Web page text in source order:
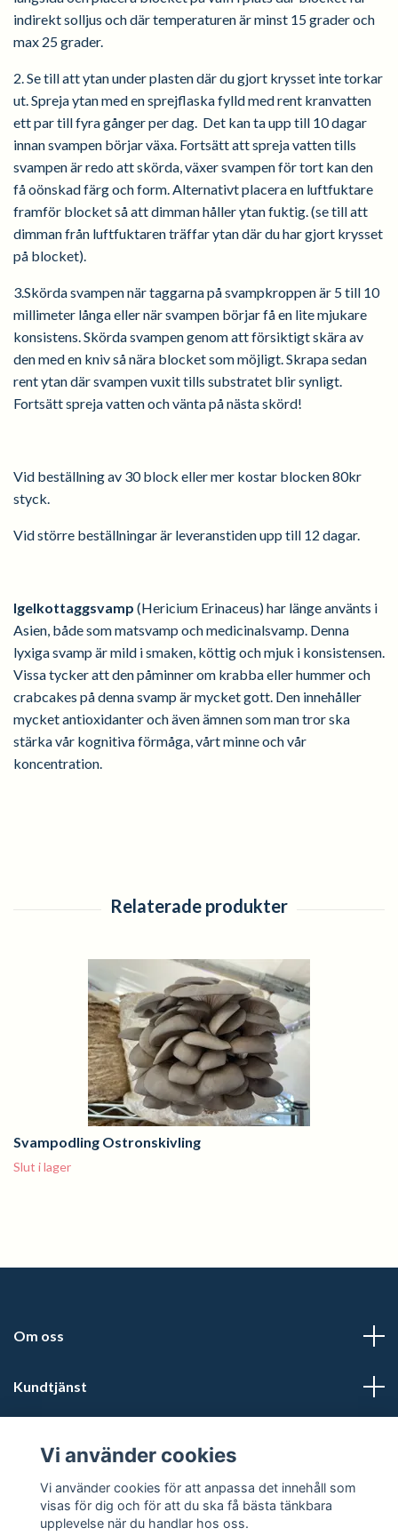
indirekt solljus och där temperaturen är minst 15 grader och
max 25 grader.
2. Se till att ytan under plasten där du gjort krysset inte torkar
ut. Spreja ytan med en sprejflaska fylld med rent kranvatten
ett par till fyra gånger per dag. Det kan ta upp till 10 dagar
innan svampen börjar växa. Fortsätt att spreja vatten tills
svampen är redo att skörda, växer svampen för tort kan den
få oönskad färg och form. Alternativt placera en luftfuktare
framför blocket så att dimman håller ytan fuktig. (se till att
dimman från luftfuktaren träffar ytan där du har gjort krysset
på blocket).
3.Skörda svampen när taggarna på svampkroppen är 5 till 10
millimeter långa eller när svampen börjar få en lite mjukare
konsistens. Skörda svampen genom att försiktigt skära av
den med en kniv så nära blocket som möjligt. Skrapa sedan
rent ytan där svampen vuxit tills substratet blir synligt.
Fortsätt spreja vatten och vänta på nästa skörd!
Vid beställning av 30 block eller mer kostar blocken 80kr
styck.
Vid större beställningar är leveranstiden upp till 12 dagar.
Igelkottaggsvamp (Hericium Erinaceus) har länge använts i
Asien, både som matsvamp och medicinalsvamp. Denna
lyxiga svamp ärmild i smaken, köttigoch mjuk i konsistensen.
Vissa tycker att den påminner om krabba eller hummer och
crabcakes på denna svamp är mycket gott. Den innehåller
mycket antioxidanter ochävenämnen som man tror ska
stärka vår kognitiva förmåga, vårt minne och vår
koncentration.
Svampodling Ostronskivling
Slut i lager
Om oss
Kundtjänst
Sociala medier
Vi använder cookies
Vi använder cookies för att anpassa det innehåll som
visas för dig och för att du ska få bästa tänkbara
upplevelse när du handlar hos oss.